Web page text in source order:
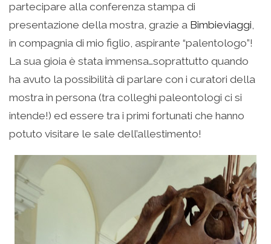
partecipare alla conferenza stampa di
presentazione della mostra, grazie a Bimbieviaggi,
in compagnia di mio figlio, aspirante “palentologo”!
La sua gioia è stata immensa…soprattutto quando
ha avuto la possibilità di parlare con i curatori della
mostra in persona (tra colleghi paleontologi ci si
intende!) ed essere tra i primi fortunati che hanno
potuto visitare le sale dell’allestimento!